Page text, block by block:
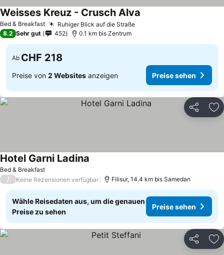
Bed & Breakfast Ruhiger Blick auf die Straße
Weisses Kreuz - Crusch Alva
8.2 Sehr gut 452 0.1 km bis Zentrum
Ab CHF 218
Preise von 2 Websites anzeigen Preise sehen
Teilen
Bed & Breakfast
Hotel Garni Ladina
/ Keine Rezensionen verfügbar Filisur, 14.4 km bis Samedan
Wähle Reisedaten aus, um die genauen
Preise zu sehen
Preise sehen
Teilen